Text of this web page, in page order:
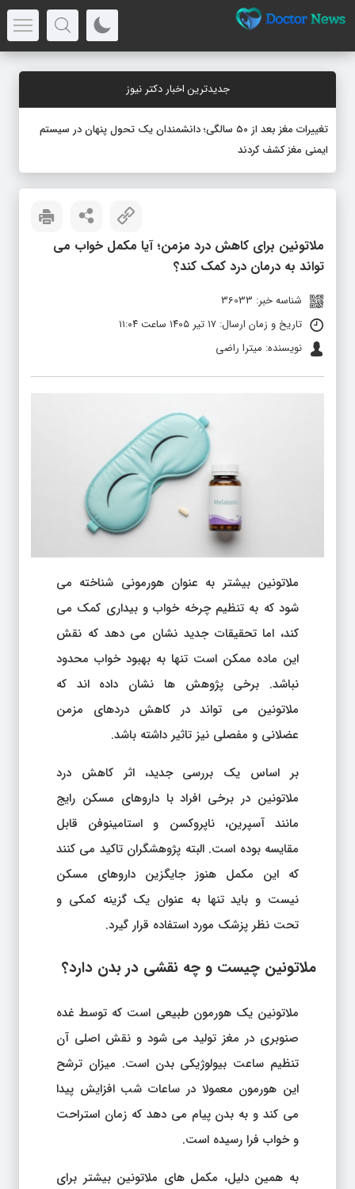
جدیدترین اخبار دکتر نیوز
تغییرات مغز بعد از ۵۰ سالگی؛ دانشمندان یک تحول پنهان در سیستم
ایمنی مغز کشف کردند
ملاتونین برای کاهش درد مزمن؛ آیا مکمل خواب می
تواند به درمان درد کمک کند؟
شناسه خبر: 36033
تاریخ و زمان ارسال: ۱۷ تیر ۱۴۰۵ ساعت ۱۱:۰۴
نویسنده: میترا راضی
ملاتونین بیشتر به عنوان هورمونی شناخته می
شود که به تنظیم چرخه خواب و بیداری کمک می
کند، اما تحقیقات جدید نشان می دهد که نقش
این ماده ممکن است تنها به بهبود خواب محدود
نباشد. برخی پژوهش ها نشان داده اند که
ملاتونین می تواند در کاهش دردهای مزمن
عضلانی و مفصلی نیز تاثیر داشته باشد.
بر اساس یک بررسی جدید، اثر کاهش درد
ملاتونین در برخی افراد با داروهای مسکن رایج
مانند آسپرین، ناپروکسن و استامینوفن قابل
مقایسه بوده است. البته پژوهشگران تاکید می کنند
که این مکمل هنوز جایگزین داروهای مسکن
نیست و باید تنها به عنوان یک گزینه کمکی و
تحت نظر پزشک مورد استفاده قرار گیرد.
ملاتونین چیست و چه نقشی در بدن دارد؟
ملاتونین یک هورمون طبیعی است که توسط غده
صنوبری در مغز تولید می شود و نقش اصلی آن
تنظیم ساعت بیولوژیکی بدن است. میزان ترشح
این هورمون معمولا در ساعات شب افزایش پیدا
می کند و به بدن پیام می دهد که زمان استراحت
و خواب فرا رسیده است.
به همین دلیل، مکمل های ملاتونین بیشتر برای